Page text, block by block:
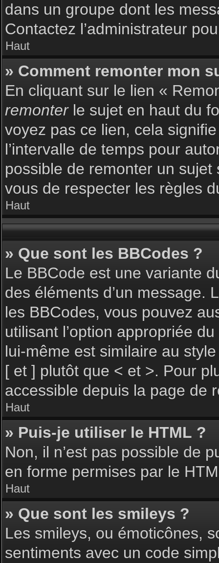
dans un groupe dont les
Contactez l’administrateur
Haut
» Comment remonter mon
En cliquant sur le lien «
remonterle sujet en haut du
voyez pas ce lien, cela
l’intervalle de temps pour
possible de remonter un
vous de respecter les règles
Haut
» Que sont les BBCodes ?
Le BBCode est une variante
des éléments d’un message.
les BBCodes, vous pouvez
utilisant l’option appropriée
lui-même est similaire au
[ et ] plutôt que < et >. Pour
accessible depuis la page de
Haut
» Puis-je utiliser le HTML ?
Non, il n’est pas possible de
en forme permises par le
Haut
» Que sont les smileys ?
Les smileys, ou émoticônes,
sentiments avec un code